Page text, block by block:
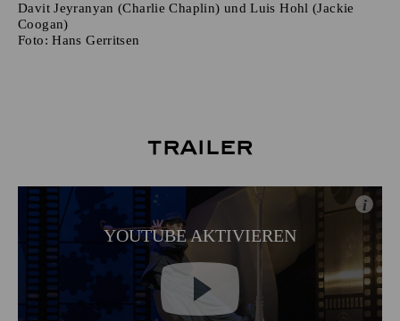
Davit Jeyranyan (Charlie Chaplin) und Luis Hohl (Jackie
Coogan)
Foto: Hans Gerritsen
Trailer
YOUTUBE AKTIVIEREN
i